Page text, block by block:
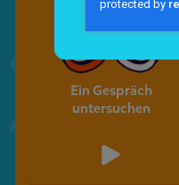
Ein Gespräch
untersuchen